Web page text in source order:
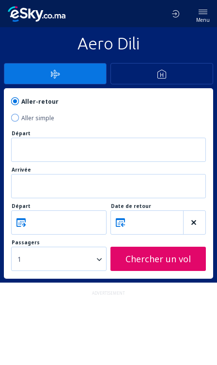
Menu
Aero Dili
Aller-retour
Aller simple
Départ
Arrivée
Départ Date de retour
Passagers
1 Chercher un vol
ADVERTISEMENT